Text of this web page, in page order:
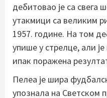
дебитовао је са свега
утакмици са великим
1957. године. На том
упише у стрелце, али
ипак поражена
Пелеа је шира
упознала на Светском